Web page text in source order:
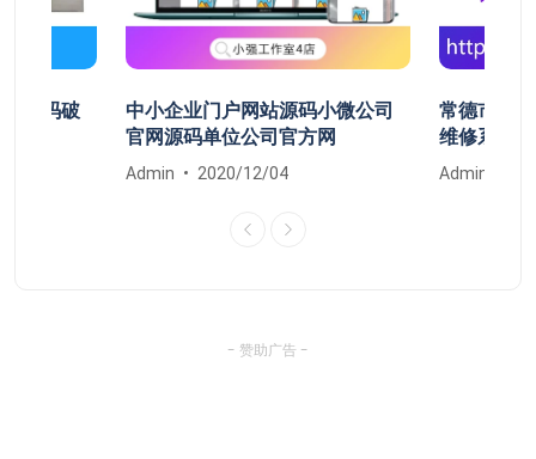
密码破
中小企业门户网站源码小微公司
官网源码单位公司官方网
Admin 2020/12/04
常德市鼎
维修系统
Admin
- 赞助广告 -